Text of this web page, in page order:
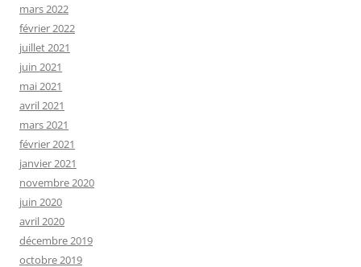
mars 2022
février 2022
juillet 2021
juin 2021
mai 2021
avril 2021
mars 2021
février 2021
janvier 2021
novembre 2020
juin 2020
avril 2020
décembre 2019
octobre 2019